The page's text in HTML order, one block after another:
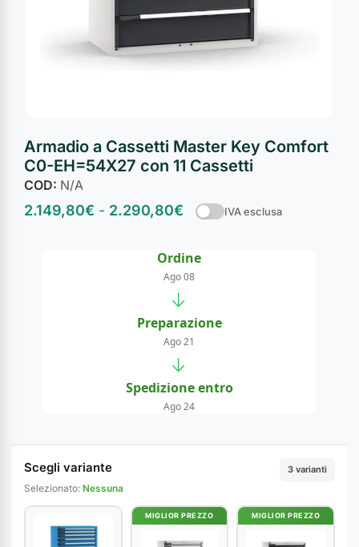
Armadio a Cassetti Master Key Comfort
C0-EH=54X27 con 11 Cassetti
COD: N/A
2.149,80€ - 2.290,80€ IVA esclusa
Ordine
Ago 08
→
Preparazione
Ago 21
→
Spedizione entro
Ago 24
Scegli variante
Selezionato: Nessuna
3 varianti
MIGLIOR PREZZO MIGLIOR PREZZO